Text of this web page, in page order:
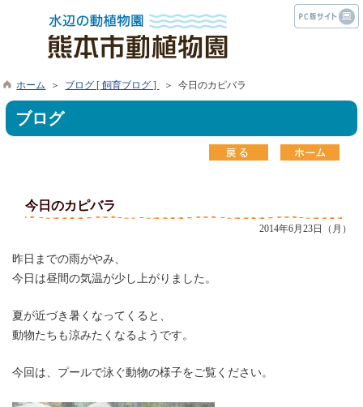
ホーム ＞ ブログ [ 飼育ブログ ] ＞ 今日のカピバラ
ブログ
今日のカピバラ
2014年6月23日（月）
昨日までの雨がやみ、
今日は昼間の気温が少し上がりました。
夏が近づき暑くなってくると、
動物たちも涼みたくなるようです。
今回は、プールで泳ぐ動物の様子をご覧ください。